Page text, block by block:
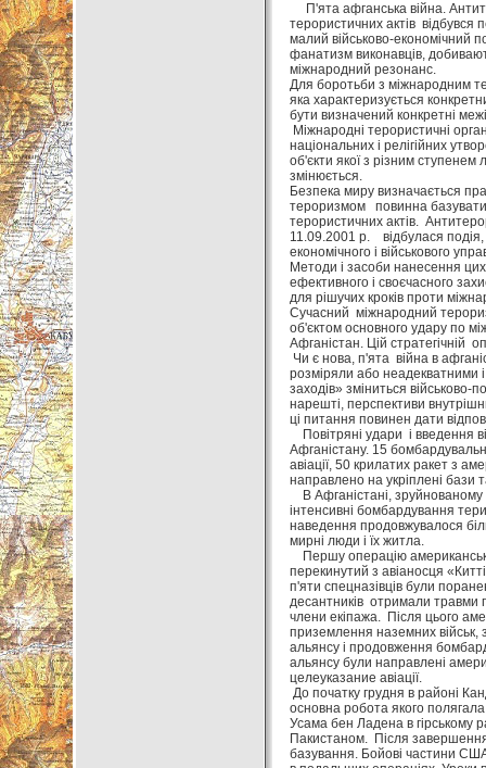
П'ята афганська війна.
терористичних актів
малий військово-економічний
фанатизм виконавців,
міжнародний резонанс.
Для боротьби з міжнародним
яка характеризується
бути визначений конкретні
Міжнародні терористичні
національних і релігійних
об'єкти якої з різним
змінюється.
Безпека миру визначається
тероризмом повинна
терористичних актів.
11.09.2001 р. відбулася
економічного і військового
Методи і засоби нанесення
ефективного і своєчасного
для рішучих кроків проти
Сучасний міжнародний
об'єктом основного удару по
Афганістан. Цій стратегічній
Чи є нова, п'ята війна в
розміряли або неадекватними
заходів» зміниться військово-
нарешті, перспективи
ці питання повинен дати
Повітряні удари і введення
Афганістану. 15
авіації, 50 крилатих ракет з
направлено на укріплені бази
В Афганістані, зруйнованому
інтенсивні бомбардування
наведення продовжувалося
мирні люди і їх житла.
Першу операцію
перекинутий з авіаносця
п'яти спецназівців були
десантників отримали травми
члени екіпажа. Після цього
приземлення наземних військ,
альянсу і продовження
альянсу були направлені
целеуказание авіації.
До початку грудня в районі
основна робота якого полягала
Усама бен Ладена в гірському
Пакистаном. Після завершення
базування. Бойові частини